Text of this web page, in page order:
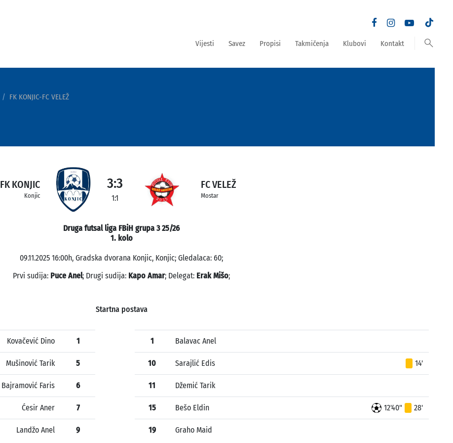
Vijesti Savez Propisi Takmičenja Klubovi Kontakt search
FK KONJIC-FC VELEŽ
FK KONJIC
Konjic
3:3
1:1
FC VELEŽ
Mostar
Druga futsal liga FBiH grupa 3 25/26
1. kolo
09.11.2025 16:00h, Gradska dvorana Konjic, Konjic; Gledalaca: 60;
Prvi sudija: Puce Anel; Drugi sudija: Kapo Amar; Delegat: Erak Mišo;
Startna postava
Kovačević Dino 1
Mušinović Tarik 5
Bajramović Faris 6
Ćesir Aner 7
Landžo Anel 9
1 Balavac Anel
10 Sarajlić Edis 14'
11 Džemić Tarik
15 Bešo Eldin 12'40" 28'
19 Graho Maid